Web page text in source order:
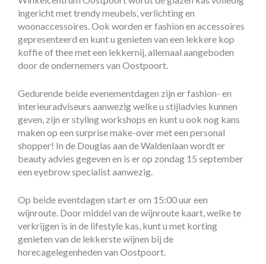
ingericht met trendy meubels, verlichting en
woonaccessoires. Ook worden er fashion en accessoires
gepresenteerd en kunt u genieten van een lekkere kop
koffie of thee met een lekkernij, allemaal aangeboden
door de ondernemers van Oostpoort.
Gedurende beide evenementdagen zijn er fashion- en
interieuradviseurs aanwezig welke u stijladvies kunnen
geven, zijn er styling workshops en kunt u ook nog kans
maken op een surprise make-over met een personal
shopper! In de Douglas aan de Waldenlaan wordt er
beauty advies gegeven en is er op zondag 15 september
een eyebrow specialist aanwezig.
Op beide eventdagen start er om 15:00 uur een
wijnroute. Door middel van de wijnroute kaart, welke te
verkrijgen is in de lifestyle kas, kunt u met korting
genieten van de lekkerste wijnen bij de
horecagelegenheden van Oostpoort.